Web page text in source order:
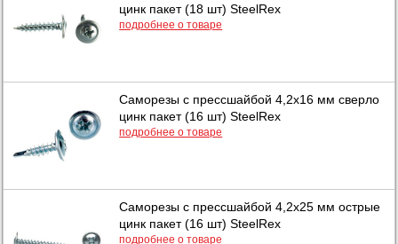
цинк пакет (18 шт) SteelRex
подробнее о товаре
Саморезы с прессшайбой 4,2х16 мм сверло
цинк пакет (16 шт) SteelRex
подробнее о товаре
Саморезы с прессшайбой 4,2х25 мм острые
цинк пакет (16 шт) SteelRex
подробнее о товаре